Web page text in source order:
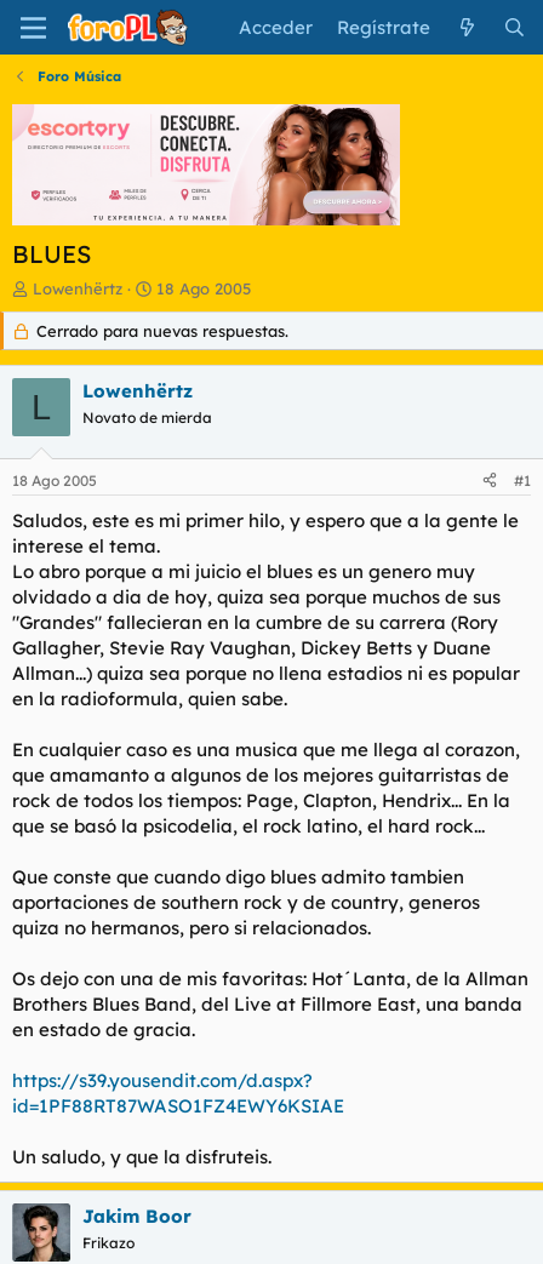
Acceder Regístrate
Foro Música
BLUES
I
n
c
i
a
d
o
r
d
l
t
e
m
Lowenhërtz
F
e
c
h
d
e
n
o
18 Ago 2005
Cerrado para nuevas respuestas.
L Lowenhërtz
Novato de mierda
18 Ago 2005 #1
Saludos, este es mi primer hilo, y espero que a la gente le
interese el tema.
Lo abro porque a mi juicio el blues es un genero muy
olvidado a dia de hoy, quiza sea porque muchos de sus
"Grandes" fallecieran en la cumbre de su carrera (Rory
Gallagher, Stevie Ray Vaughan, Dickey Betts y Duane
Allman...) quiza sea porque no llena estadios ni es popular
en la radioformula, quien sabe.
En cualquier caso es una musica que me llega al corazon,
que amamanto a algunos de los mejores guitarristas de
rock de todos los tiempos: Page, Clapton, Hendrix... En la
que se basó la psicodelia, el rock latino, el hard rock...
Que conste que cuando digo blues admito tambien
aportaciones de southern rock y de country, generos
quiza no hermanos, pero si relacionados.
Os dejo con una de mis favoritas: Hot´Lanta, de la Allman
Brothers Blues Band, del Live at Fillmore East, una banda
en estado de gracia.
https://s39.yousendit.com/d.aspx?
id=1PF88RT87WASO1FZ4EWY6KSIAE
Un saludo, y que la disfruteis.
Jakim Boor
Frikazo